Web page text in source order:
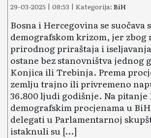
29-03-2025 | 08:53 | Kategorija: BiH
Bosna i Hercegovina se suočava
demografskom krizom, jer zbog
prirodnog priraštaja i
ostane bez stanovništva jednog
Konjica ili Trebinja. Prema
zemlju trajno ili privremeno
36.800 ljudi godišnje. Na pitanje
demografskim procjenama u
delegati u Parlamentarnoj
istaknuli su […]